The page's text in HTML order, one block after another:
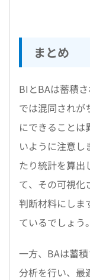
まとめ
BIとBAは蓄積
では混同されが
にできることは
いように注意し
たり統計を算出
て、その可視化
判断材料にしま
ているでしょう。
一方、BAは蓄
分析を行い、最